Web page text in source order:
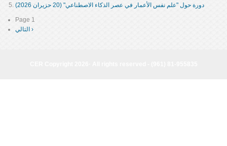
دورة حول "علم نفس الأعمار في عصر الذكاء الاصطناعي" (20 حزيران 2026)
Pagination
Page 1
Next التالي ›